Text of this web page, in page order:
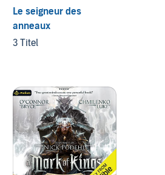
Le seigneur des
anneaux
3 Titel